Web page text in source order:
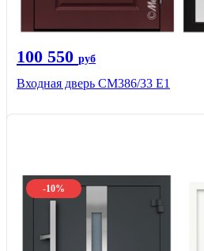
100 550 руб
Входная дверь СМ386/33 Е1
-10%